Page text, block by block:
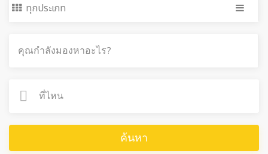
ทุกประเภท
ค้นหา